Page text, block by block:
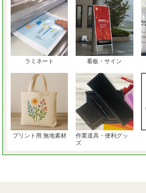
ラミネート 看板・サイン
プリント用 無地素材
作業道具・便利グッ
ズ